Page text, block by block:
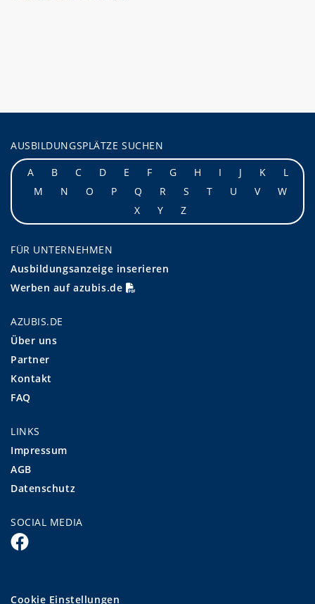
AUSBILDUNGSPLÄTZE SUCHEN
A
B C D E F G H I J K
L
M
N O P Q R S T U V
W
X
Y Z
FÜR UNTERNEHMEN
Ausbildungsanzeige inserieren
Werben auf azubis.de
AZUBIS.DE
Über uns
Partner
Kontakt
FAQ
LINKS
Impressum
AGB
Datenschutz
SOCIAL MEDIA
Cookie Einstellungen